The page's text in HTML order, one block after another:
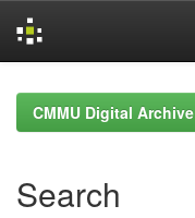
navigationCMMU Digital Archive
Search